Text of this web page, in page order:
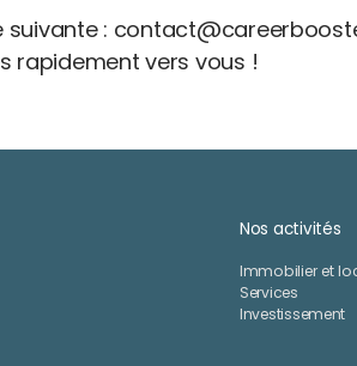
suivante :
rapidement vers vous !
Nos activités
Immobilier et
Services
Investissement